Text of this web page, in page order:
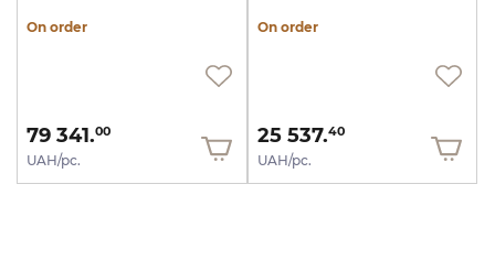
On order
79 341.00
UAH/pc.
On order
25 537.40
UAH/pc.